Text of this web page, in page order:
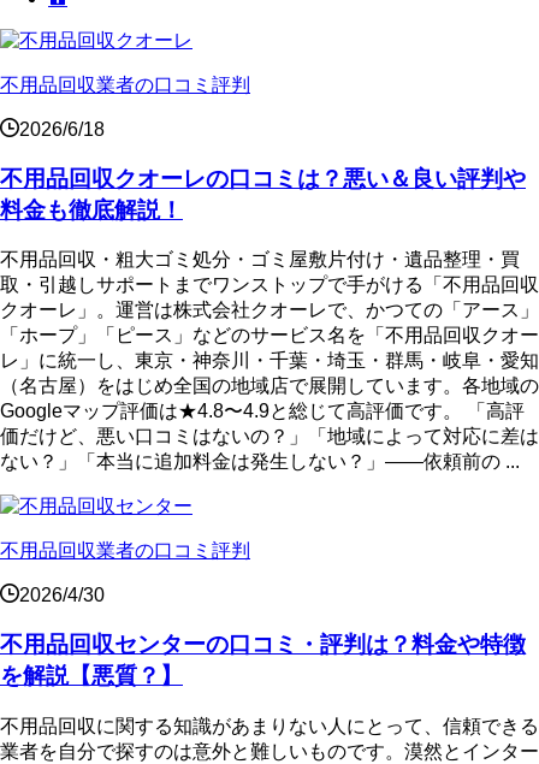
不用品回収業者の口コミ評判
2026/6/18
不用品回収クオーレの口コミは？悪い＆良い評判や
料金も徹底解説！
不用品回収・粗大ゴミ処分・ゴミ屋敷片付け・遺品整理・買
取・引越しサポートまでワンストップで手がける「不用品回収
クオーレ」。運営は株式会社クオーレで、かつての「アース」
「ホープ」「ピース」などのサービス名を「不用品回収クオー
レ」に統一し、東京・神奈川・千葉・埼玉・群馬・岐阜・愛知
（名古屋）をはじめ全国の地域店で展開しています。各地域の
Googleマップ評価は★4.8〜4.9と総じて高評価です。 「高評
価だけど、悪い口コミはないの？」「地域によって対応に差は
ない？」「本当に追加料金は発生しない？」——依頼前の ...
不用品回収業者の口コミ評判
2026/4/30
不用品回収センターの口コミ・評判は？料金や特徴
を解説【悪質？】
不用品回収に関する知識があまりない人にとって、信頼できる
業者を自分で探すのは意外と難しいものです。漠然とインター